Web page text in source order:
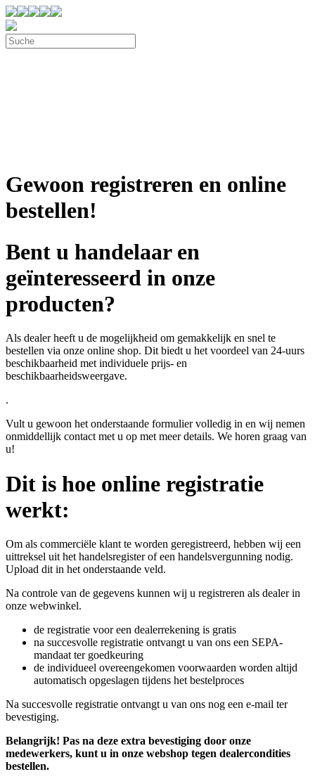
Gewoon registreren en online
bestellen!
Bent u handelaar en
geïnteresseerd in onze
producten?
Als dealer heeft u de mogelijkheid om gemakkelijk en snel te
bestellen via onze online shop. Dit biedt u het voordeel van 24-uurs
beschikbaarheid met individuele prijs- en
beschikbaarheidsweergave.
.
Vult u gewoon het onderstaande formulier volledig in en wij nemen
onmiddellijk contact met u op met meer details. We horen graag van
u!
Dit is hoe online registratie
werkt:
Om als commerciële klant te worden geregistreerd, hebben wij een
uittreksel uit het handelsregister of een handelsvergunning nodig.
Upload dit in het onderstaande veld.
Na controle van de gegevens kunnen wij u registreren als dealer in
onze webwinkel.
de registratie voor een dealerrekening is gratis
na succesvolle registratie ontvangt u van ons een SEPA-
mandaat ter goedkeuring
de individueel overeengekomen voorwaarden worden altijd
automatisch opgeslagen tijdens het bestelproces
Na succesvolle registratie ontvangt u van ons nog een e-mail ter
bevestiging.
Belangrijk! Pas na deze extra bevestiging door onze
medewerkers, kunt u in onze webshop tegen dealercondities
bestellen.